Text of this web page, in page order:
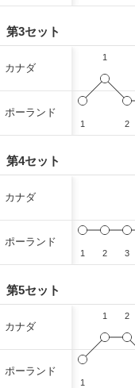
第3セット
カナダ
ポーランド
1
1 2
第4セット
カナダ
ポーランド
1 2 3
第5セット
カナダ
ポーランド
1 2
1